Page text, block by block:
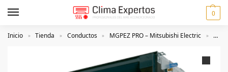
0
Inicio » Tienda » Conductos » MGPEZ PRO – Mitsubishi Electric »